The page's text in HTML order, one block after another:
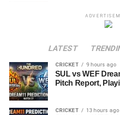
LATEST
CRICKET 9 hours ago
SUL vs WEF
Pitch Report,
CRICKET 13 hours ago